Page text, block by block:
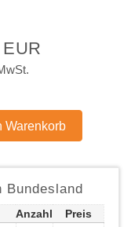
Bundesland
Anzahl Preis